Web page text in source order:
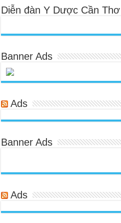
Diễn đàn Y Dược Cần Thơ
Banner Ads
Ads
Banner Ads
Ads